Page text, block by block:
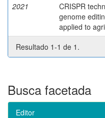
2021
CRISPR
genome
applied to
Resultado 1-1 de 1.
Busca facetada
Editor